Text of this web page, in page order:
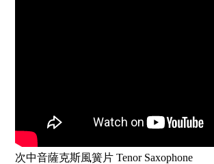
次中音薩克斯風簧片 Tenor Saxophone